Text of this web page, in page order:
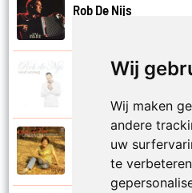
Wij
Wij maken
andere
uw
te
Rob De Nijs
Rob De Nijs
Rob De Nijs
Kleine man